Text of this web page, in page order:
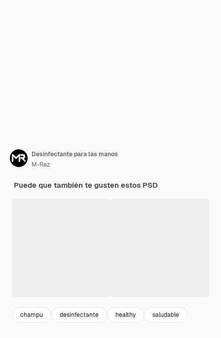
Desinfectante para las manos
M-Raz
Puede que también te gusten estos PSD
champu desinfectante healthy saludable